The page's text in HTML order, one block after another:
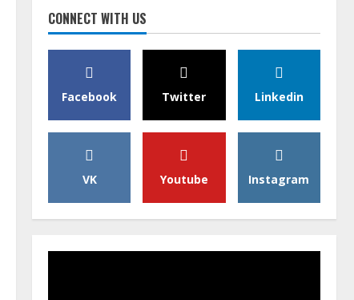
CONNECT WITH US
Facebook Twitter Linkedin
VK Youtube Instagram